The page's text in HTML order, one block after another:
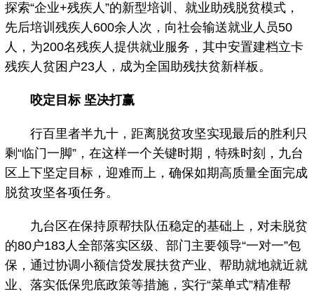
探索“企业+残疾人”的新型培训、就业助残脱贫模式，
先后培训残疾人600余人次，向社会输送就业人员50
人，为200名残疾人提供就业服务，其中安置建档立卡
残疾人贫困户23人，成为全国助残扶贫新样板。
咬定目标 坚决打赢
行百里者半九十，距离脱贫攻坚实现最后的胜利只
剩“临门一脚”，在这样一个关键时期，特殊时刻，九台
区上下坚定目标，迎难而上，确保如期高质量全面完成
脱贫攻坚各项任务。
九台区在保持原帮扶队伍稳定的基础上，对未脱贫
的80户183人全部落实区级、部门主要领导“一对一”包
保，通过协调小额信贷发展扶贫产业、帮助就地就近就
业、落实低保兜底政策等措施，实行“菜单式”精准帮